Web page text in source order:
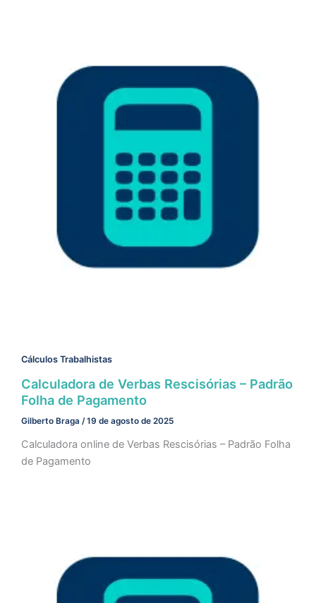
Cálculos Trabalhistas
Calculadora de Verbas Rescisórias – Padrão
Folha de Pagamento
Gilberto Braga /19 de agosto de 2025
Calculadora online de Verbas Rescisórias – Padrão Folha
de Pagamento